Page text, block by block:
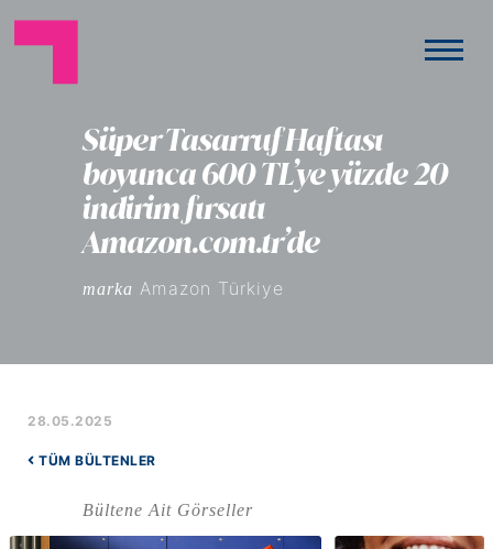
Süper Tasarruf Haftası
boyunca 600 TL’ye yüzde 20
indirim fırsatı
Amazon.com.tr’de
marka Amazon Türkiye
28.05.2025
TÜM BÜLTENLER
Bültene Ait Görseller